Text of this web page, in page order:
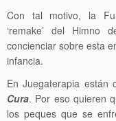
Con tal motivo, la
‘remake’ del Himno
concienciar sobre esta
infancia.
En Juegaterapia
Cura. Por eso quieren
los peques que se